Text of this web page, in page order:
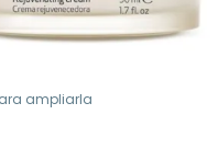
ampliarla